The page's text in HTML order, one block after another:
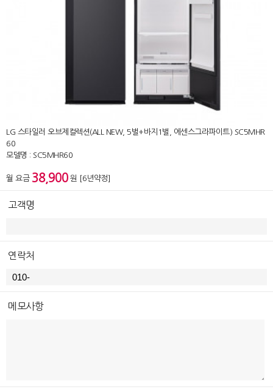
LG 스타일러 오브제컬렉션(ALL NEW, 5벌+바지1벌, 에센스그라파이트) SC5MHR
60
모델명 : SC5MHR60
월 요금 38,900 원 [6년약정]
고객명
연락처
메모사항